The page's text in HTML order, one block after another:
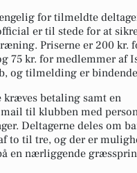
for tilmeldte
er til stede for at
Priserne er 200 kr.
75 kr. for medlemmer af
og tilmelding er
kræves betaling samt en
til klubben med
Deltagerne deles om
to til tre, og der er
en nærliggende